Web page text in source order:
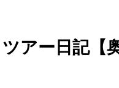
アー日記【